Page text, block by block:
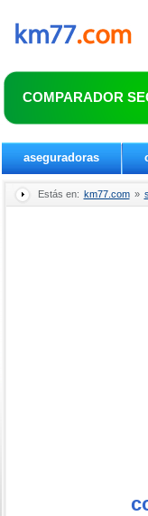
COMPARADOR
aseguradoras
Estás en: km77.com »